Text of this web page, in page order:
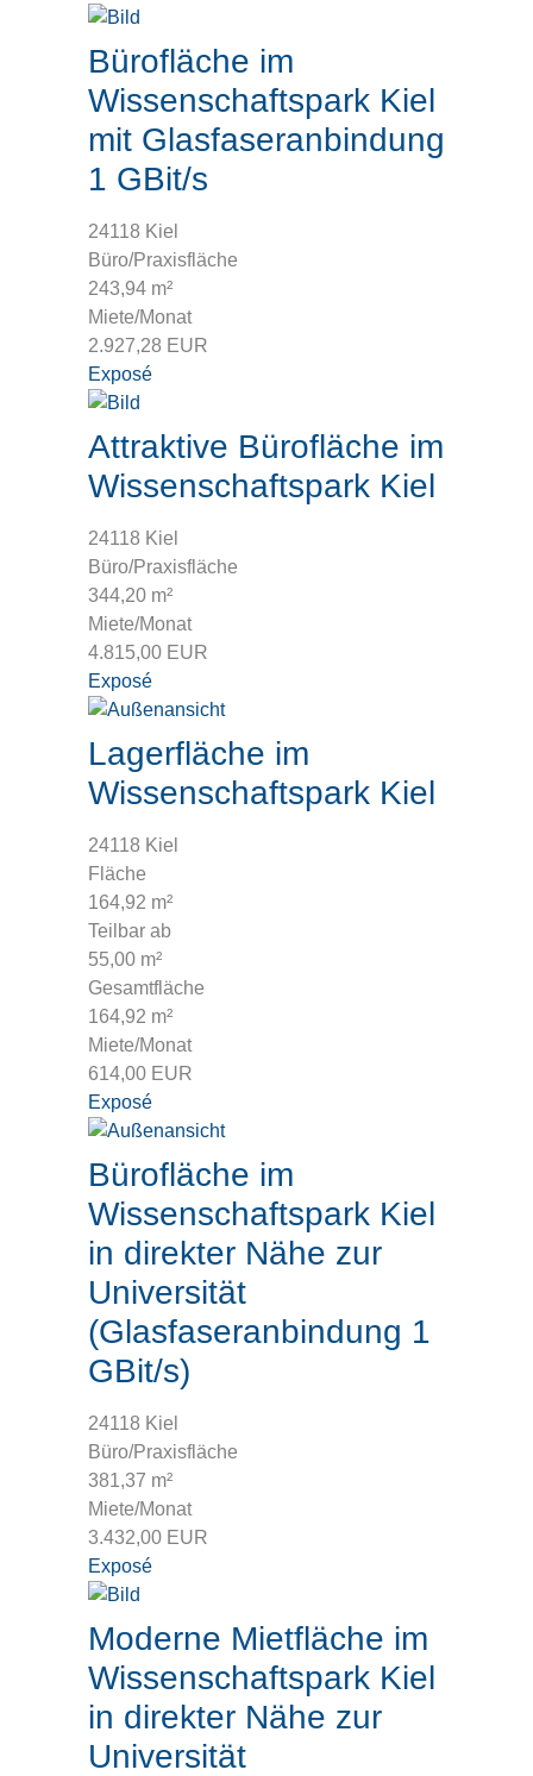
Bürofläche im
Wissenschaftspark Kiel
mit Glasfaseranbindung
1 GBit/s
24118 Kiel
Büro/Praxisfläche
243,94 m²
Miete/Monat
2.927,28 EUR
Exposé
Attraktive Bürofläche im
Wissenschaftspark Kiel
24118 Kiel
Büro/Praxisfläche
344,20 m²
Miete/Monat
4.815,00 EUR
Exposé
Lagerfläche im
Wissenschaftspark Kiel
24118 Kiel
Fläche
164,92 m²
Teilbar ab
55,00 m²
Gesamtfläche
164,92 m²
Miete/Monat
614,00 EUR
Exposé
Bürofläche im
Wissenschaftspark Kiel
in direkter Nähe zur
Universität
(Glasfaseranbindung 1
GBit/s)
24118 Kiel
Büro/Praxisfläche
381,37 m²
Miete/Monat
3.432,00 EUR
Exposé
Moderne Mietfläche im
Wissenschaftspark Kiel
in direkter Nähe zur
Universität